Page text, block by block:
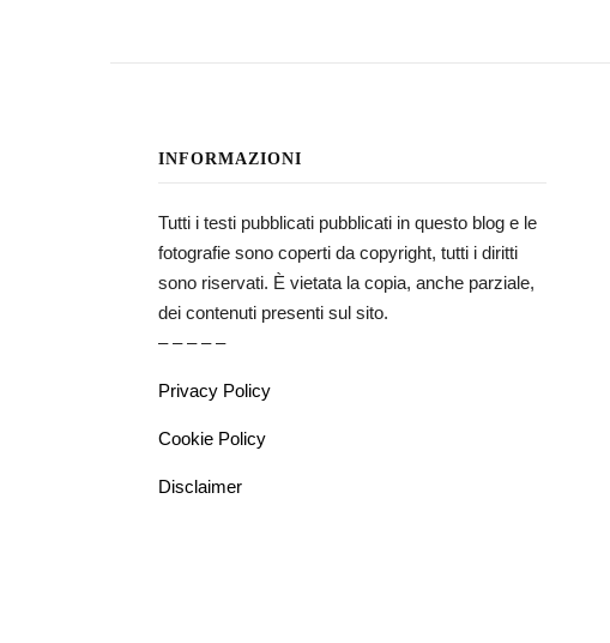
INFORMAZIONI
Tutti i testi pubblicati pubblicati in questo blog e le
fotografie sono coperti da copyright, tutti i diritti
sono riservati. È vietata la copia, anche parziale,
dei contenuti presenti sul sito.
– – – – –
Privacy Policy
Cookie Policy
Disclaimer